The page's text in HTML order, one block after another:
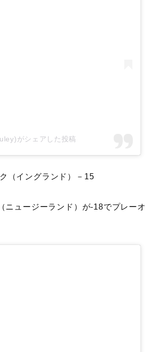
がシェアした投稿
（イングランド）－15
ニュージーランド）が-18でプレー